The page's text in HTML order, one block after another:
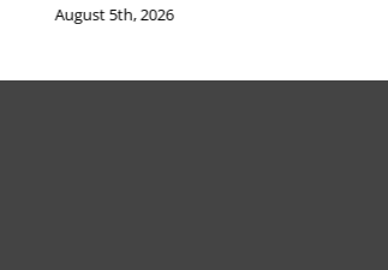
August 5th, 2026